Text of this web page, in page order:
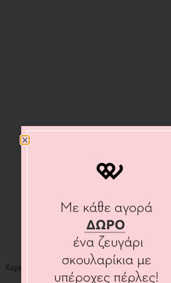
Σχετικά
Καρφωτά σκουλαρίκια δεμένης
αλυσίδας